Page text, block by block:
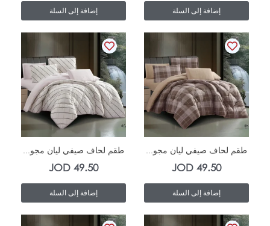
إضافة إلى السلة إضافة إلى السلة
In Stock
طقم لحاف صيفي ليان مجو...
49.50
JOD
إضافة إلى السلة
In Stock
طقم لحاف صيفي ليان مجو...
49.50
JOD
إضافة إلى السلة